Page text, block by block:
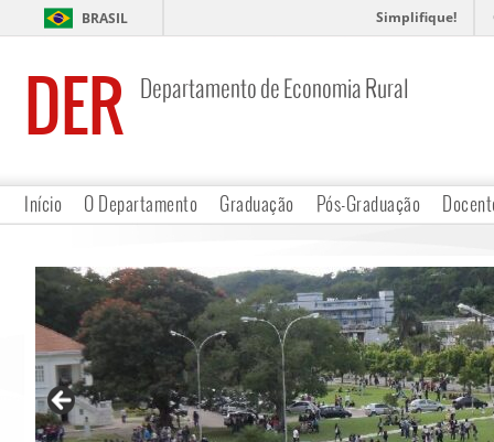
BRASIL Simplifique!
DER Departamento de Economia Rural
Início O Departamento Graduação Pós-Graduação